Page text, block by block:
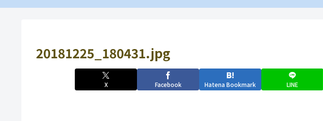
20181225_180431.jpg
X Facebook Hatena Bookmark LINE